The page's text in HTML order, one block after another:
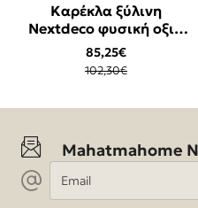
Bestseller
-17%
Καρέκλα ξύλινη
Nextdeco φυσική οξιά
Υ76χ53.3x57εκ.
85,25€
102,30€
Mahatmahome
Email